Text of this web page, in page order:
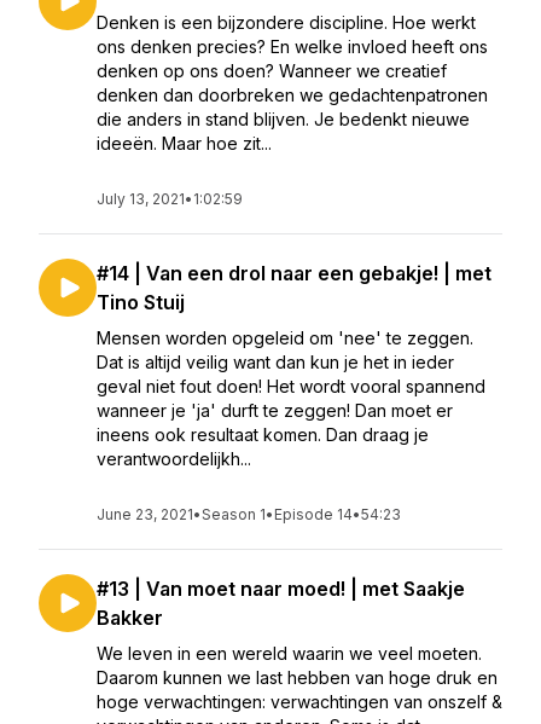
Denken is een bijzondere discipline. Hoe werkt
ons denken precies? En welke invloed heeft ons
denken op ons doen? Wanneer we creatief
denken dan doorbreken we gedachtenpatronen
die anders in stand blijven. Je bedenkt nieuwe
ideeën. Maar hoe zit...
July 13, 2021• 1:02:59
#14 | Van een drol naar een gebakje! | met
Tino Stuij
Mensen worden opgeleid om 'nee' te zeggen.
Dat is altijd veilig want dan kun je het in ieder
geval niet fout doen! Het wordt vooral spannend
wanneer je 'ja' durft te zeggen! Dan moet er
ineens ook resultaat komen. Dan draag je
verantwoordelijkh...
June 23, 2021•Season 1• Episode 14•54:23
#13 | Van moet naar moed! | met Saakje
Bakker
We leven in een wereld waarin we veel moeten.
Daarom kunnen we last hebben van hoge druk en
hoge verwachtingen: verwachtingen van onszelf &